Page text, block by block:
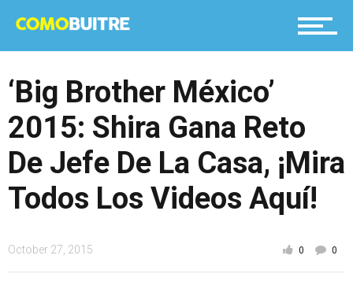
‘Big Brother México’
2015: Shira Gana Reto
De Jefe De La Casa, ¡Mira
Todos Los Videos Aquí!
October 27, 2015 0 0